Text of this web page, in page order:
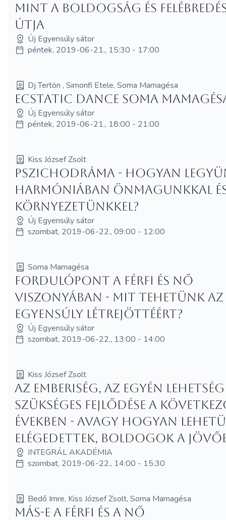
mint a boldogság és
útja
Új Egyensúly sátor
péntek, 2019-06-21., 15:30 - 17:00
Dj Tertön , Simonfi Etele, Soma Mamagésa
Ecstatic Dance Soma
Új Egyensúly sátor
péntek, 2019-06-21., 18:00 - 21:00
Kiss József Zsolt
Pszichodráma - Hogyan
harmóniában önmagunkkal
környezetünkkel?
Új Egyensúly sátor
szombat, 2019-06-22., 09:00 - 12:00
Soma Mamagésa
Fordulópont a férfi és nő
viszonyában - Mit tehetünk
egyensúly létrejöttéért?
Új Egyensúly sátor
szombat, 2019-06-22., 13:00 - 14:00
Kiss József Zsolt
Az emberiség, az egyén
szükséges fejlődése a
években - avagy hogyan
elégedettek, boldogok a
INTEGRÁL AKADÉMIA
szombat, 2019-06-22., 14:00 - 15:30
Bedő Imre, Kiss József Zsolt, Soma Mamagésa
Más-e a férfi és a nő